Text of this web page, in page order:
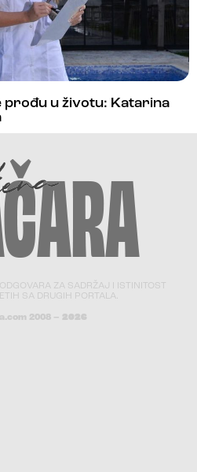
prođu u životu: Katarina
ZA SADRŽAJ I ISTINITOST
SA DRUGIH PORTALA.
2008 – 2026